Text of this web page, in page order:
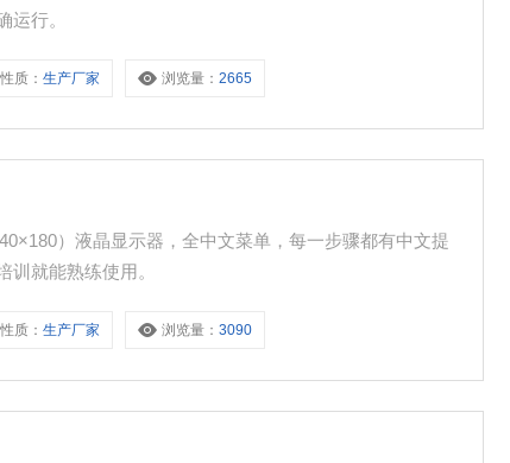
运行。
质：生产厂家 浏览量：2665
）液晶显示器，全中文菜单，每一步骤都有中文提
就能熟练使用。
质：生产厂家 浏览量：3090